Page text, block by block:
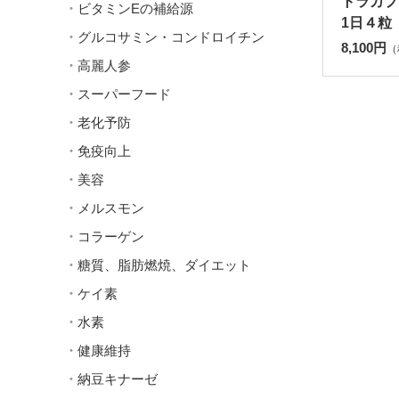
1日４粒
8,100円
ビタミンEの補給源
グルコサミン・コンドロイチン
高麗人参
スーパーフード
老化予防
免疫向上
美容
メルスモン
コラーゲン
糖質、脂肪燃焼、ダイエット
ケイ素
水素
健康維持
納豆キナーゼ